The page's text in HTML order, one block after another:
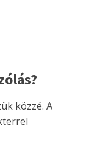
közzé. A